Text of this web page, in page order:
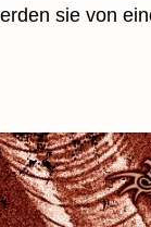
sie von